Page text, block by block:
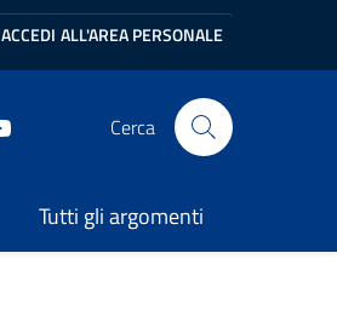
ACCEDI ALL'AREA PERSONALE
Cerca
Tutti gli argomenti